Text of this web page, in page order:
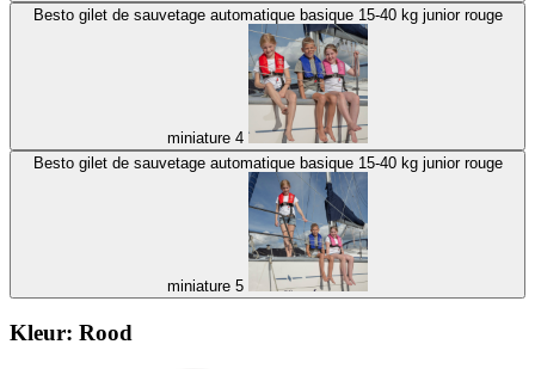
Besto gilet de sauvetage automatique basique 15-40 kg junior rouge
miniature 4
Besto gilet de sauvetage automatique basique 15-40 kg junior rouge
miniature 5
Kleur: Rood